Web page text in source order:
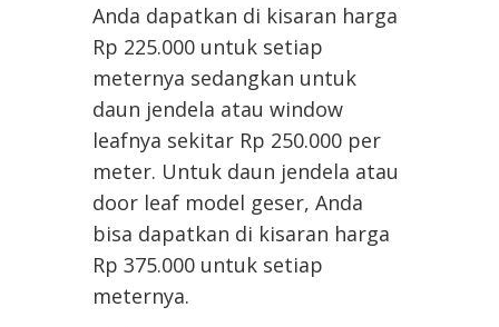
Anda dapatkan di kisaran harga
Rp 225.000 untuk setiap
meternya sedangkan untuk
daun jendela atau window
leafnya sekitar Rp 250.000 per
meter. Untuk daun jendela atau
door leaf model geser, Anda
bisa dapatkan di kisaran harga
Rp 375.000 untuk setiap
meternya.